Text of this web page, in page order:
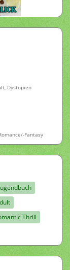
Dystopien
Fantasy
Thrill